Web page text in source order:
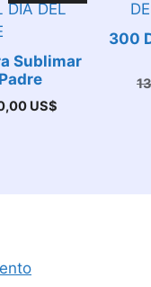
Sublimar
US$
300